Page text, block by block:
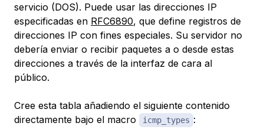
servicio (DOS). Puede usar las direcciones IP
especificadas en RFC6890, que define registros de
direcciones IP con fines especiales. Su servidor no
debería enviar o recibir paquetes a o desde estas
direcciones a través de la interfaz de cara al
público.
Cree esta tabla añadiendo el siguiente contenido
directamente bajo el macro
icmp_types :